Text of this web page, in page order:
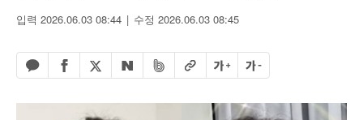
입력 2026.06.03 08:44 수정 2026.06.03 08:45
카카오톡 공유하기
페이스북 공유하기
엑스 공유하기
네이버 공유하기
밴드 공유하기
URL복사글자 크게글자 작게